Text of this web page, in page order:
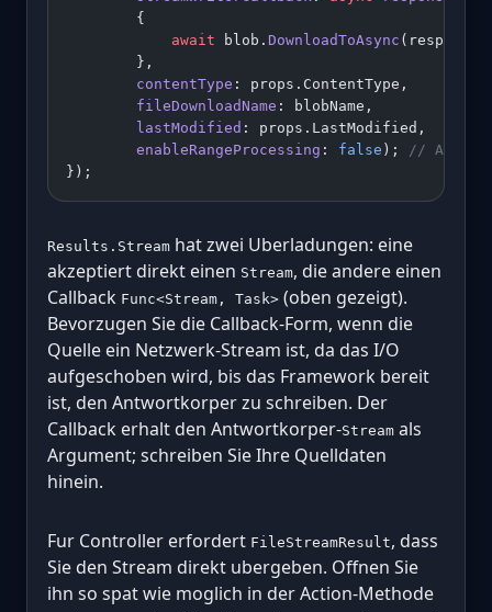
        {
            await
blob. DownloadToAsync
        },
        contentType
: props.ContentType,
        fileDownloadName
: blobName,
        lastModified
: props.LastModified,
        enableRangeProcessing
: false );
// Azure
});
Results.Stream hat zwei Uberladungen: eine
akzeptiert direkt einen Stream, die andere einen
Callback Func<Stream, Task> (oben gezeigt).
Bevorzugen Sie die Callback-Form, wenn die
Quelle ein Netzwerk-Stream ist, da das I/O
aufgeschoben wird, bis das Framework bereit
ist, den Antwortkorper zu schreiben. Der
Callback erhalt den Antwortkorper-Stream als
Argument; schreiben Sie Ihre Quelldaten
hinein.
Fur Controller erfordert FileStreamResult, dass
Sie den Stream direkt ubergeben. Offnen Sie
ihn so spat wie moglich in der Action-Methode